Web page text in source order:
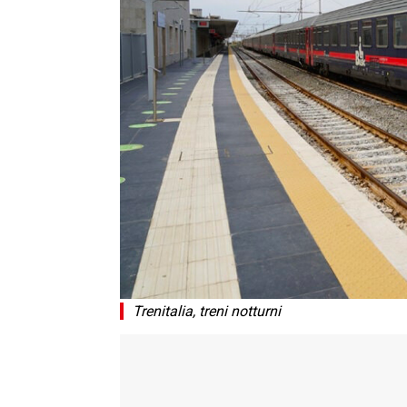
Trenitalia, treni notturni